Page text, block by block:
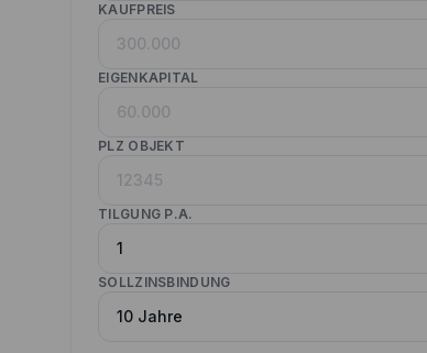
KAUFPREIS
EIGENKAPITAL
PLZ OBJEKT
TILGUNG P.A.
SOLLZINSBINDUNG